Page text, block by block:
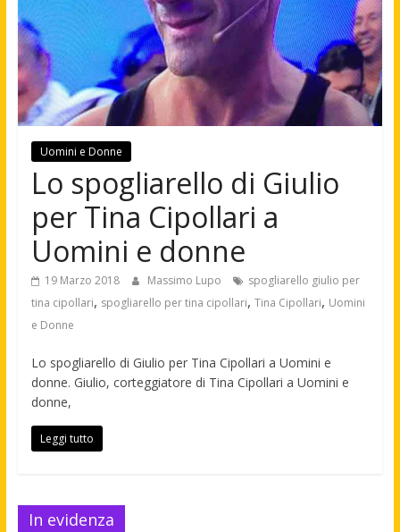
Uomini e Donne
Lo spogliarello di Giulio
per Tina Cipollari a
Uomini e donne
19 Marzo 2018 Massimo Lupo
spogliarello giulio per
tina cipollari, spogliarello per tina cipollari, Tina Cipollari, Uomini
e Donne
Lo spogliarello di Giulio per Tina Cipollari a Uomini e
donne. Giulio, corteggiatore di Tina Cipollari a Uomini e
donne,
Leggi tutto
In evidenza